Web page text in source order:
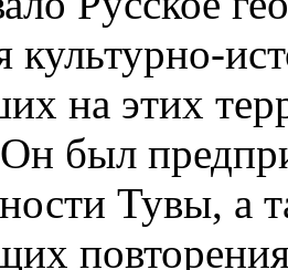
культурно-
на этих
был
Тувы, а